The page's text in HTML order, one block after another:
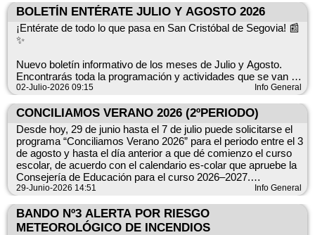
¡Anímate a participar y enriquece tu día a día! 🌟
BOLETÍN ENTÉRATE JULIO Y AGOSTO 2026
¡Entérate de todo lo que pasa en San Cristóbal de Segovia! 📰
✨
Nuevo boletín informativo de los meses de Julio y Agosto.
Encontrarás toda la programación y actividades que se van a
realizar a lo largo de estos meses. Así como horarios y
02-Julio-2026 09:15 Info General
CONCILIAMOS VERANO 2026 (2ºPERIODO)
Desde hoy, 29 de junio hasta el 7 de julio puede solicitarse el
programa “Conciliamos Verano 2026” para el periodo entre el 3
de agosto y hasta el día anterior a que dé comienzo el curso
escolar, de acuerdo con el calendario es-colar que apruebe la
Consejería de Educación para el curso 2026–2027.
Para más detalles:
https://www.tramitacastillayleon.jcyl.es/web/jcyl/
29-Junio-2026 14:51 Info General
BANDO Nº3 ALERTA POR RIESGO
METEOROLÓGICO DE INCENDIOS